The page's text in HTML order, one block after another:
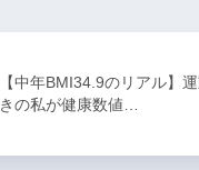
【中年BMI34.9のリアル】
きの私が健康数値…